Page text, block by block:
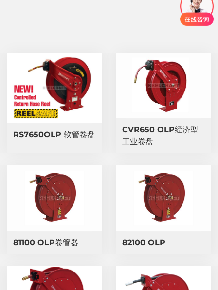
RS7650OLP 软管卷盘
CVR650 OLP经济型
工业卷盘
81100 OLP卷管器 82100 OLP